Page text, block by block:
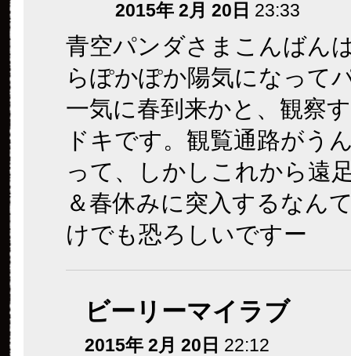
2015年 2月 20日 23:33
青空パンダさまこんばん
らぽかぽか陽気になって
一気に春到来かと、観察
ドキです。観覧通路がう
って、しかしこれから遠
＆春休みに突入するなん
けでも恐ろしいですー
ビーリーマイラブ
2015年 2月 20日 22:12